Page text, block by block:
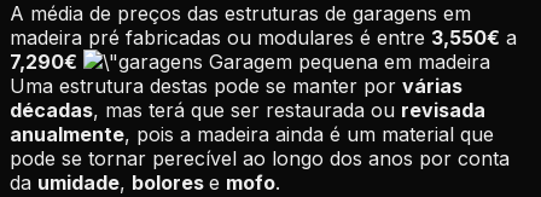
A média de preços das estruturas de garagens em
madeira pré fabricadas ou modulares é entre 3,550€ a
7,290€
Garagem pequena em madeira
Uma estrutura destas pode se manter por várias
décadas, mas terá que ser restaurada ou revisada
anualmente, pois a madeira ainda é um material que
pode se tornar perecível ao longo dos anos por conta
da umidade, bolores e mofo.